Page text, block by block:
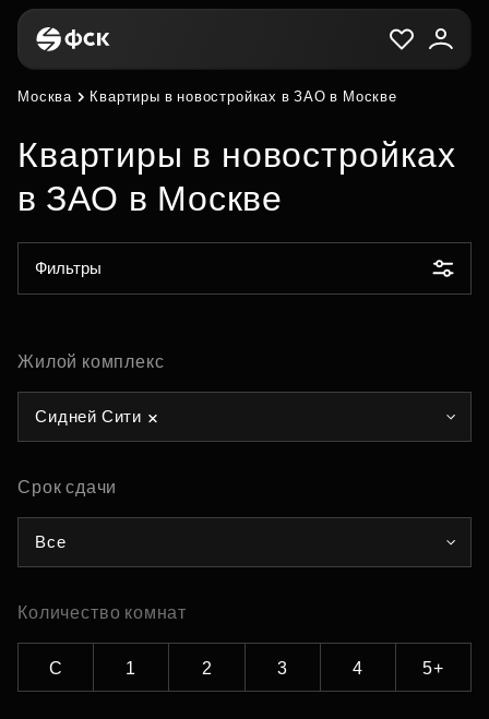
Москва Квартиры в новостройках в ЗАО в Москве
Квартиры в новостройках
в ЗАО в Москве
Фильтры
Жилой комплекс
Сидней Сити
Срок сдачи
Все
Количество комнат
С 1 2 3 4 5+